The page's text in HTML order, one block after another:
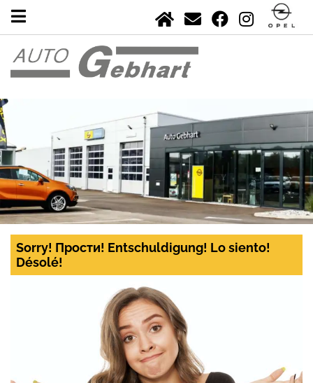
Sorry! Прости! Entschuldigung! Lo siento!
Désolé!